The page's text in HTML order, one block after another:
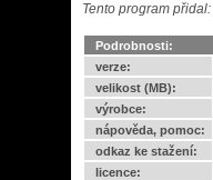
Tento program přidal:
Podrobnosti:
verze:
velikost (MB):
výrobce:
nápověda, pomoc:
odkaz ke stažení:
licence: